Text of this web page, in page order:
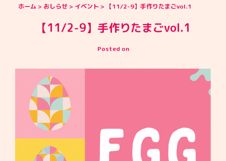
ホーム おしらせ イベント 【11/2-9】手作りたまごvol.1
【11/2-9】手作りたまごvol.1
Posted on